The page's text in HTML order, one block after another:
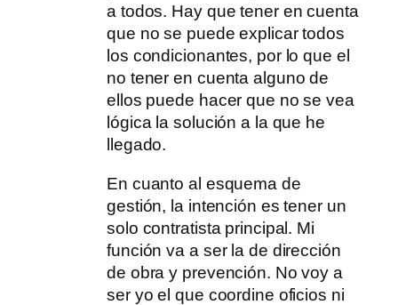
a todos. Hay que tener en cuenta
que no se puede explicar todos
los condicionantes, por lo que el
no tener en cuenta alguno de
ellos puede hacer que no se vea
lógica la solución a la que he
llegado.
En cuanto al esquema de
gestión, la intención es tener un
solo contratista principal. Mi
función va a ser la de dirección
de obra y prevención. No voy a
ser yo el que coordine oficios ni